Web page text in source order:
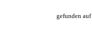
gefunden auf